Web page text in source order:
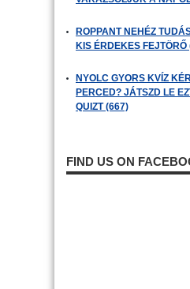
ROPPANT NEHÉZ
KIS ÉRDEKES FEJTÖRŐ
NYOLC GYORS KVÍZ
PERCED? JÁTSZD LE
QUIZT (667)
FIND US ON